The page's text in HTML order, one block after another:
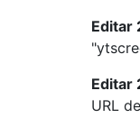
Editar
Editar
URL